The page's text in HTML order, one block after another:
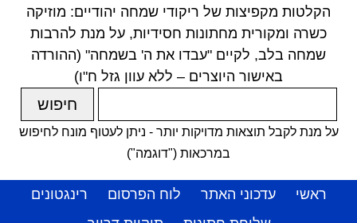
הקלטות מקפיצות של ריקודי שמחה יהודיים: מוזיקה
כשרה ומקורית מחתונות חסידיות, על מנת להרבות
שמחה בלב, לקיים "עבדו את ה' בשמחה" (ההורדה
באישור היוצרים – ללא עוון גזל ח"ו)
על מנת לקבל תוצאות מדויקות יותר - ניתן לעטוף מונח לחיפוש
במרכאות ("דוגמה")
ראשי עדכוני האתר לוח הפרסום
רינגטונים